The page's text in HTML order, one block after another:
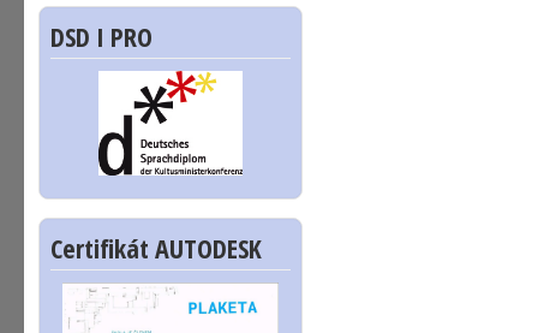
DSD I PRO
Certifikát AUTODESK